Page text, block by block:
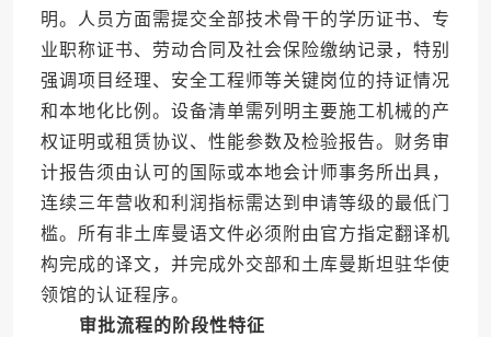
明。人员方面需提交全部技术骨干的学历证书、专
业职称证书、劳动合同及社会保险缴纳记录，特别
强调项目经理、安全工程师等关键岗位的持证情况
和本地化比例。设备清单需列明主要施工机械的产
权证明或租赁协议、性能参数及检验报告。财务审
计报告须由认可的国际或本地会计师事务所出具，
连续三年营收和利润指标需达到申请等级的最低门
槛。所有非土库曼语文件必须附由官方指定翻译机
构完成的译文，并完成外交部和土库曼斯坦驻华使
领馆的认证程序。
审批流程的阶段性特征